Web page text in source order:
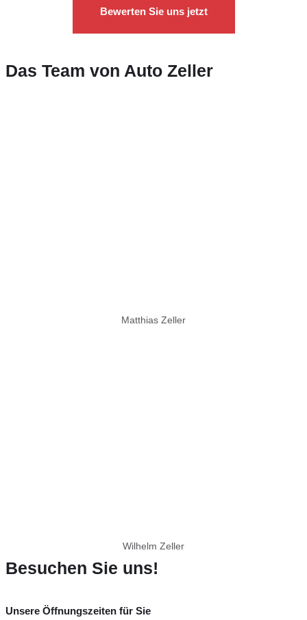
Bewerten Sie uns jetzt
Das Team von Auto Zeller
Matthias Zeller
Wilhelm Zeller
Besuchen Sie uns!
Unsere Öffnungszeiten für Sie